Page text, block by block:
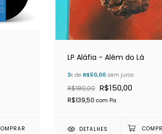
LP Aláfia - Além do Lá
3x de R$50,00 sem juros
R$180,00 R$150,00
R$139,50 com Pix
DETALHES